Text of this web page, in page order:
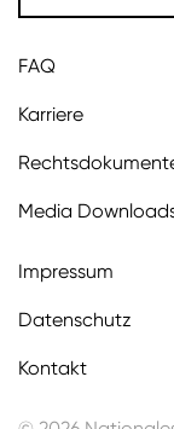
FAQ
Karriere
Media
Impressum
Datenschutz
Kontakt